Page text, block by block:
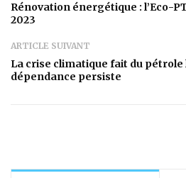
Rénovation énergétique : l’Eco-
2023
ARTICLE SUIVANT
La crise climatique fait du pétrole
dépendance persiste